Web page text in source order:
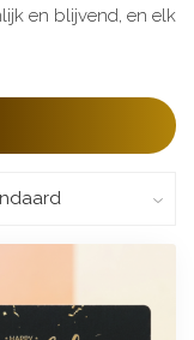
en blijvend, en elk